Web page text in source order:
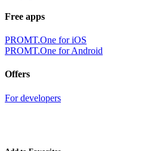
Free apps
PROMT.One for iOS
PROMT.One for Android
Offers
For developers